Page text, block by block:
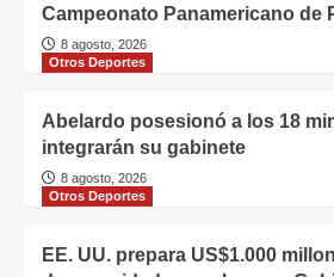
Campeonato Panamericano de
8 agosto, 2026
Otros Deportes
Abelardo posesionó a los 18
integrarán su gabinete
8 agosto, 2026
Otros Deportes
EE. UU. prepara US$1.000